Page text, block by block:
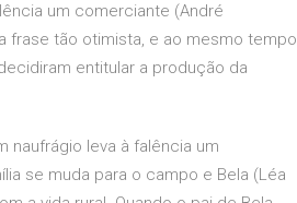
um comerciante (André
frase tão otimista, e ao mesmo tempo
entitular a produção da
naufrágio leva à falência um
se muda para o campo e Bela (Léa